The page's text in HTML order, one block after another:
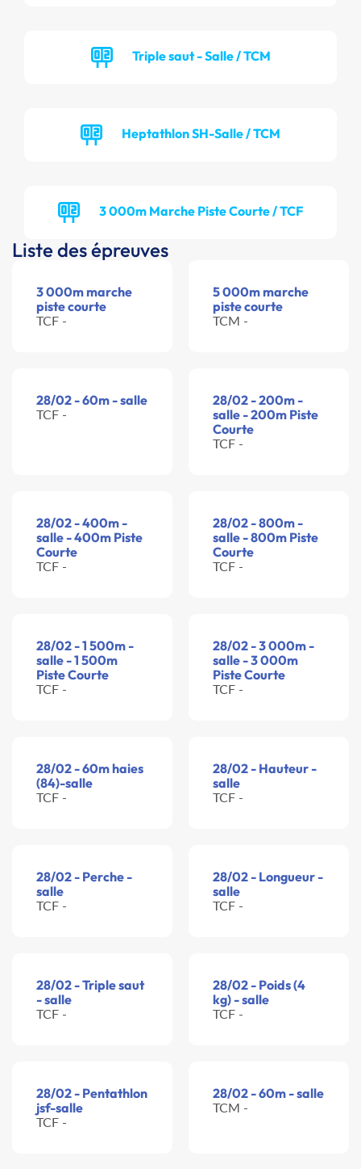
Triple saut - Salle / TCM
Heptathlon SH-Salle / TCM
3 000m Marche Piste Courte / TCF
Liste des épreuves
3 000m marche
piste courte
TCF -
5 000m marche
piste courte
TCM -
28/02 - 60m - salle
TCF -
28/02 - 200m -
salle - 200m Piste
Courte
TCF -
28/02 - 400m -
salle - 400m Piste
Courte
TCF -
28/02 - 800m -
salle - 800m Piste
Courte
TCF -
28/02 - 1 500m -
salle - 1 500m
Piste Courte
TCF -
28/02 - 3 000m -
salle - 3 000m
Piste Courte
TCF -
28/02 - 60m haies
(84)-salle
TCF -
28/02 - Hauteur -
salle
TCF -
28/02 - Perche -
salle
TCF -
28/02 - Longueur -
salle
TCF -
28/02 - Triple saut
- salle
TCF -
28/02 - Poids (4
kg) - salle
TCF -
28/02 - Pentathlon
jsf-salle
TCF -
28/02 - 60m - salle
TCM -